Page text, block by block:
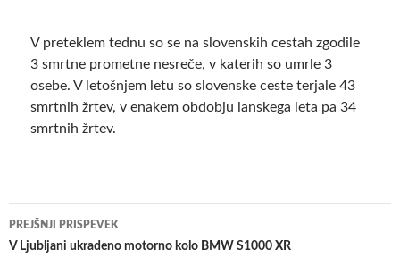
V preteklem tednu so se na slovenskih cestah zgodile
3 smrtne prometne nesreče, v katerih so umrle 3
osebe. V letošnjem letu so slovenske ceste terjale 43
smrtnih žrtev, v enakem obdobju lanskega leta pa 34
smrtnih žrtev.
Krmarjenje
po
PREJŠNJI PRISPEVEK
V Ljubljani ukradeno motorno kolo BMW S1000 XR